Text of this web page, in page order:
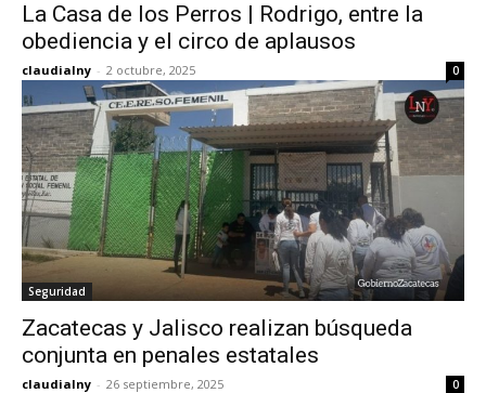
La Casa de los Perros | Rodrigo, entre la
obediencia y el circo de aplausos
claudialny - 2 octubre, 2025 0
Seguridad
Zacatecas y Jalisco realizan búsqueda
conjunta en penales estatales
claudialny - 26 septiembre, 2025 0